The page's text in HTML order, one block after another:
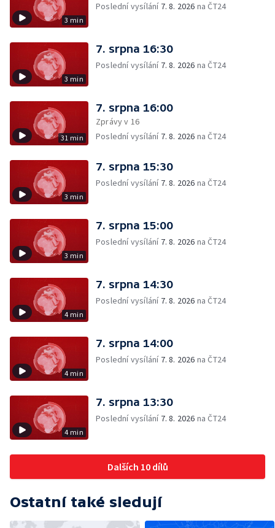
3 min
Poslední vysílání 7. 8. 2026 na ČT24
3 min
7. srpna 16:30
Poslední vysílání 7. 8. 2026 na ČT24
31 min
7. srpna 16:00
Zprávy v 16
Poslední vysílání 7. 8. 2026 na ČT24
3 min
7. srpna 15:30
Poslední vysílání 7. 8. 2026 na ČT24
3 min
7. srpna 15:00
Poslední vysílání 7. 8. 2026 na ČT24
4 min
7. srpna 14:30
Poslední vysílání 7. 8. 2026 na ČT24
4 min
7. srpna 14:00
Poslední vysílání 7. 8. 2026 na ČT24
4 min
7. srpna 13:30
Poslední vysílání 7. 8. 2026 na ČT24
Dalších 10 dílů
Ostatní také sledují